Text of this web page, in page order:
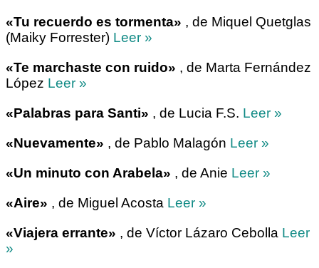
«Tu recuerdo es tormenta» , de Miquel Quetglas
(Maiky Forrester) Leer »
«Te marchaste con ruido» , de Marta Fernández
López Leer »
«Palabras para Santi» , de Lucia F.S. Leer »
«Nuevamente» , de Pablo Malagón Leer »
«Un minuto con Arabela» , de Anie Leer »
«Aire» , de Miguel Acosta Leer »
«Viajera errante» , de Víctor Lázaro Cebolla Leer
»